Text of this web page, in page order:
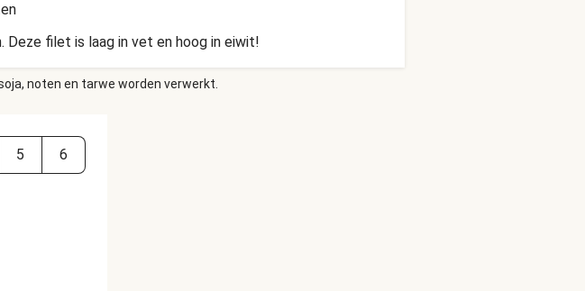
filet is laag in vet en hoog in eiwit!
noten en tarwe worden verwerkt.
5 6